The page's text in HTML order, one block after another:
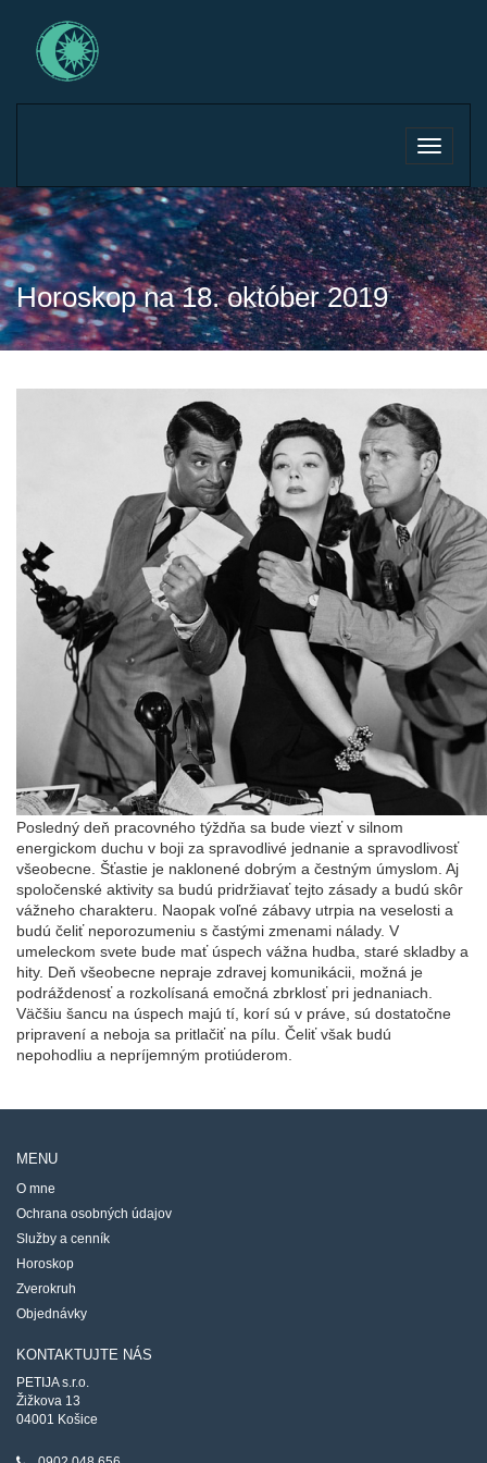
Toggle
Horoskop na 18. október 2019
Posledný deň pracovného týždňa sa bude viezť v silnom
energickom duchu v boji za spravodlivé jednanie a spravodlivosť
všeobecne. Šťastie je naklonené dobrým a čestným úmyslom. Aj
spoločenské aktivity sa budú pridržiavať tejto zásady a budú skôr
vážneho charakteru. Naopak voľné zábavy utrpia na veselosti a
budú čeliť neporozumeniu s častými zmenami nálady. V
umeleckom svete bude mať úspech vážna hudba, staré skladby a
hity. Deň všeobecne nepraje zdravej komunikácii, možná je
podráždenosť a rozkolísaná emočná zbrklosť pri jednaniach.
Väčšiu šancu na úspech majú tí, korí sú v práve, sú dostatočne
pripravení a neboja sa pritlačiť na pílu. Čeliť však budú
nepohodliu a nepríjemným protiúderom.
MENU
O mne
Ochrana osobných údajov
Služby a cenník
Horoskop
Zverokruh
Objednávky
KONTAKTUJTE NÁS
PETIJA s.r.o.
Žižkova 13
04001 Košice